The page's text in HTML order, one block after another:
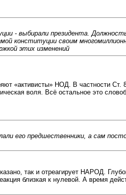
- выбирали президента.
конституции своим
этих изменений
«активисты» НОД. В частности
воля. Всё остальное это
его предшественники, а сам
так и отреагирует НАРОД.
близкая к нулевой. А время